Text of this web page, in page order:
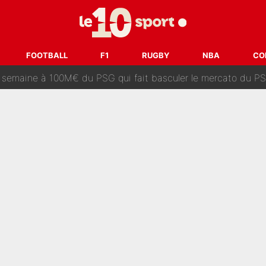
FOOTBALL F1 RUGBY NBA
Barcola trop cher pour Liverpool
la fake news : Le feuilleton continue !
à 100M€ du PSG qui fait basculer le mercato du